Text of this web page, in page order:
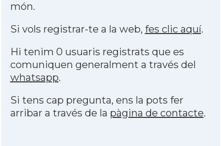
món.
Si vols registrar-te a la web, fes clic aquí.
Hi tenim 0 usuaris registrats que es
comuniquen generalment a través del
whatsapp.
Si tens cap pregunta, ens la pots fer
arribar a través de la pàgina de contacte.